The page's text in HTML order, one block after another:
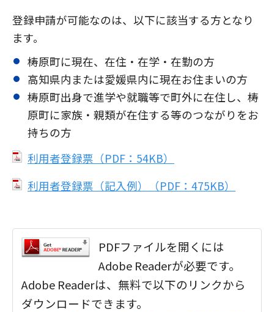
登録申請が可能なのは、以下に該当する方となり
ます。
梼原町に現在、在住・在学・在勤の方
高知県内または愛媛県内に現在お住まいの方
梼原町出身で進学や就職等で町外に在住し、梼
原町に家族・親類が在住する等のつながりをお
持ちの方
利用者登録票（PDF：54KB）
利用者登録票（記入例）（PDF：475KB）
PDFファイルを開くには
Adobe Readerが必要です。
Adobe Readerは、無料で以下のリンクから
ダウンロードできます。